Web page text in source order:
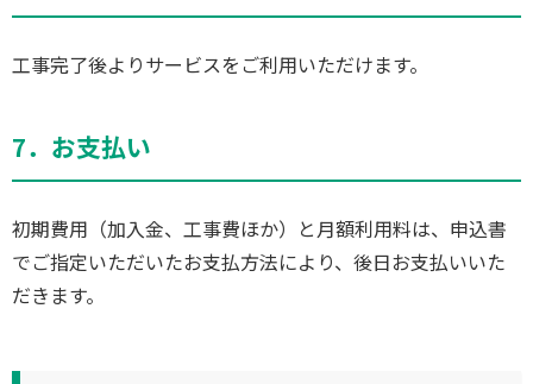
工事完了後よりサービスをご利用いただけます。
7．お支払い
初期費用（加入金、工事費ほか）と月額利用料は、申込書
でご指定いただいたお支払方法により、後日お支払いいた
だきます。